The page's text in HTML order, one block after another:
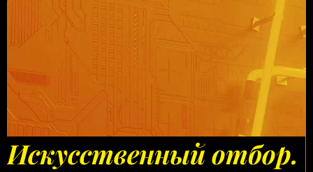
Искусственный отбор.